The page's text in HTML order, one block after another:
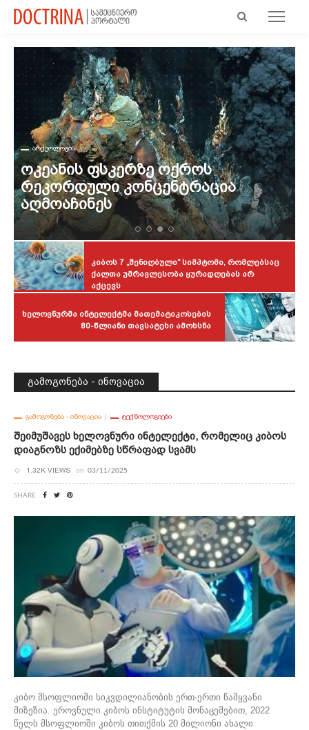
ᲐᲠᲥᲔᲝᲚᲝᲒᲘᲐ
Ოკეანის Ფსკერზე Ოქროს
Რეკორდული Კონცენტრაცია
Აღმოაჩინეს
Კიბოს 7 „შენიღბული“ Სიმპტომი, Რომლებსაც
Ქალთა Უმრავლესობა Ყურადღებას Არ
Აქცევს
Ხელოვნურმა Ინტელექტმა Მათემატიკოსების
80-Წლიანი Თავსატეხი Ამოხსნა
გამოგონება - ინოვაცია
ᲒᲐᲛᲝᲒᲝᲜᲔᲑᲐ - ᲘᲜᲝᲕᲐᲪᲘᲐ ᲢᲔᲥᲜᲝᲚᲝᲒᲘᲔᲑᲘ
Შეიმუშავეს Ხელოვნური Ინტელექტი, Რომელიც Კიბოს
Დიაგნოზს Ექიმებზე Სწრაფად Სვამს
1.32K VIEWS on 03/11/2025
SHARE
კიბო მსოფლიოში სიკვდილიანობის ერთ-ერთი წამყვანი
მიზეზია. ეროვნული კიბოს ინსტიტუტის მონაცემებით, 2022
წელს მსოფლიოში კიბოს თითქმის 20 მილიონი ახალი